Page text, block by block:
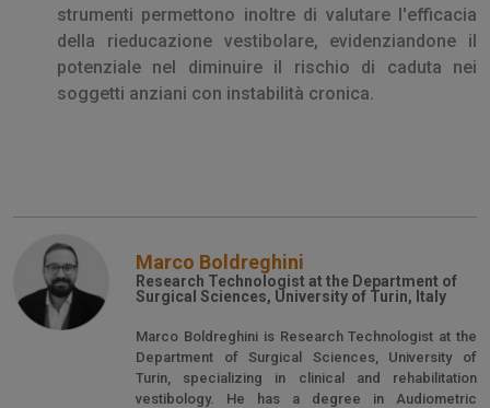
strumenti permettono inoltre di valutare l'efficacia
della rieducazione vestibolare, evidenziandone il
potenziale nel diminuire il rischio di caduta nei
soggetti anziani con instabilità cronica.
Marco Boldreghini
Research Technologist at the Department of
Surgical Sciences, University of Turin, Italy
Marco Boldreghini is Research Technologist at the
Department of Surgical Sciences, University of
Turin, specializing in clinical and rehabilitation
vestibology. He has a degree in Audiometric